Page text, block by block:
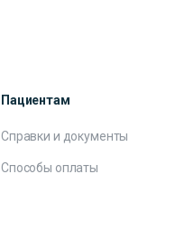
Пациентам
Справки и документы
Способы оплаты